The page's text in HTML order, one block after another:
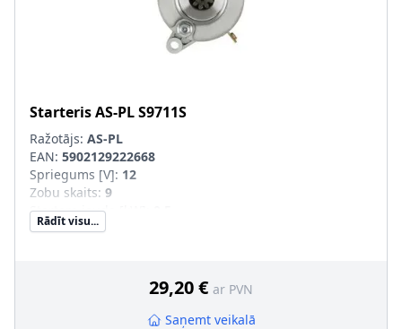
StarterisAS-PLS9711S
Ražotājs: AS-PL
EAN: 5902129222668
Spriegums [V]: 12
Zobu skaits: 9
Startera jauda [kW]
Kvalitāte:STANDARD LINE
Jauna daļa bez depozīta :
Rādīt visu...
29,20 € ar PVN
Saņemt veikalā